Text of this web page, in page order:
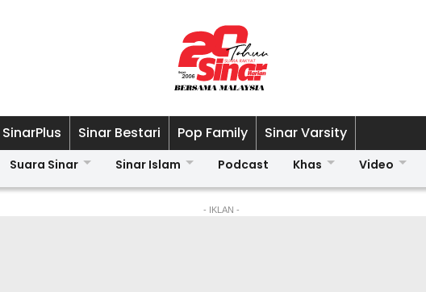
SinarPlus Sinar Bestari Pop Family Sinar Varsity
Suara Sinar Sinar Islam Podcast Khas Video
- IKLAN -